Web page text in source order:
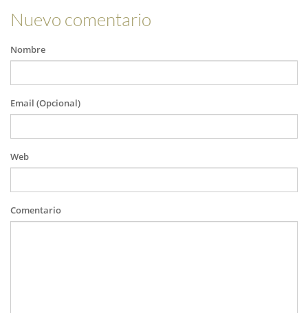
Nuevo comentario
Nombre
Email (Opcional)
Web
Comentario